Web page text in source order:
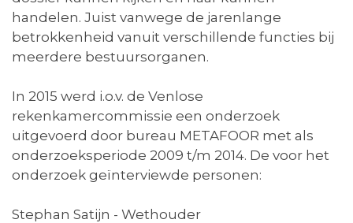
handelen. Juist vanwege de jarenlange
betrokkenheid vanuit verschillende functies bij
meerdere bestuursorganen.
In 2015 werd i.o.v. de Venlose
rekenkamercommissie een onderzoek
uitgevoerd door bureau METAFOOR met als
onderzoeksperiode 2009 t/m 2014. De voor het
onderzoek geïnterviewde personen:
Stephan Satijn - Wethouder